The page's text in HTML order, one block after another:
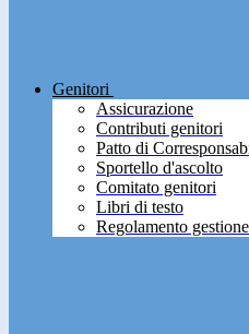
Genitori
Assicurazione
Contributi genitori
Patto di
Sportello d'ascolto
Comitato genitori
Libri di testo
Regolamento